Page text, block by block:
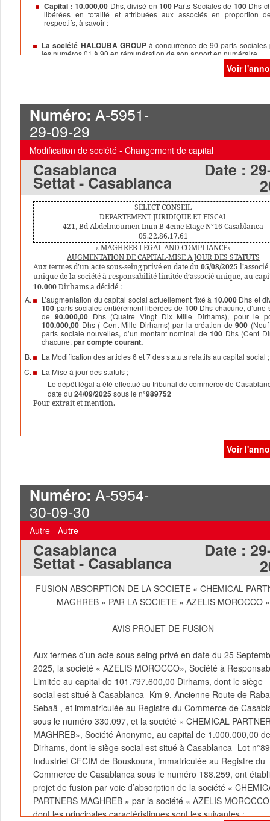
Capital : 10.000,00 Dhs, divisé en 100Parts Sociales de 100 Dhs
libérées en totalité et attribuées aux associés en proportion
respectifs, à savoir :
La société HALOUBA GROUP à concurrence de 90 parts sociales
les numéros 01 à 90 en rémunération de son apport en numéraire.
à concurrence de 10 parts sociales
numéros 91 à 100 en rémunération de son apport en numéraire.
La société sera valablement engagée par la signature unique de
Tarik ZOUITNI
Exercice Social : Du1 erJanvier 31 Décembre
Registre de Commerce :Immatriculation au R.C de la
Casablanca,en date du
695339
Dépôt Légal :Déposé le19/09/2025auprès du Tribunal de
la Ville de
Casablanca,sous le N° 990228
Voir
Numéro: A-5951-
29-09-29
Modification de société - Changement de capital
Casablanca
Settat - Casablanca
Date :
SELECT CONSEIL
DEPARTEMENT JURIDIQUE ET FISCAL
421, Bd Abdelmoumen Imm B 4emeEtageN°16Casablanca
05.22.86.17.61
« MAGHREB LEGAL AND COMPLIANCE»
AUGMENTATION DE CAPITAL-MISE A JOUR DES STATUTS
Aux termes d’un acte sous-seing privé en date du05/08/2025 l’associé
unique de la société à responsabilité limitée d’associé unique, au
10.000Dirhams a décidé :
L’augmentation du capital social actuellement fixé à 10.000Dhs et
100parts sociales entièrement libérées de 100Dhs chacune, d’une
de 90.000,00Dhs (Quatre Vingt Dix Mille Dirhams), pour le
100.000,00 Dhs ( Cent Mille Dirhams) par la création de900
parts sociale nouvelles, d’un montant nominal de100 Dhs (Cent
chacune,par compte courant.
La Modification des articles 6 et 7 des statuts relatifs au capital social ;
La Mise à jour des statuts ;
Le dépôt légal a été effectué au tribunal de commerce de
date du24/09/2025 sous le n°989752
Pour extrait et mention.
Voir
Numéro: A-5954-
30-09-30
Autre - Autre
Casablanca
Settat - Casablanca
Date :
FUSION ABSORPTION DE LA SOCIETE « CHEMICAL
MAGHREB » PAR LA SOCIETE « AZELIS MOROCCO »
AVIS PROJET DE FUSION
Aux termes d’un acte sous seing privé en date du 25
2025, la société « AZELIS MOROCCO», Société à
Limitée au capital de 101.797.600,00 Dirhams, dont le siège
social est situé à Casablanca- Km 9, Ancienne Route de
Sebaâ , et immatriculée au Registre du Commerce de
sous le numéro 330.097, et la société « CHEMICAL
MAGHREB», Société Anonyme, au capital de 1.000.000,00
Dirhams, dont le siège social est situé à Casablanca- Lot
Industriel CFCIM de Bouskoura, immatriculée au Registre du
Commerce de Casablanca sous le numéro 188.259, ont
projet de fusion par voie d’absorption de la société «
PARTNERS MAGHREB » par la société « AZELIS
dont les principales caractéristiques sont les suivantes :